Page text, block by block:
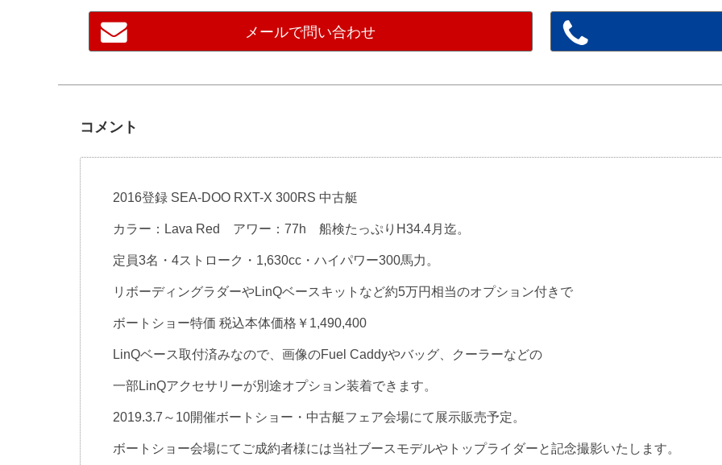
メールで問い合わせ
コメント
2016登録 SEA-DOO RXT-X 300RS 中古艇
カラー：Lava Red アワー：77h 船検たっぷりH34.4月迄。
定員3名・4ストローク・1,630cc・ハイパワー300馬力。
リボーディングラダーやLinQベースキットなど約5万円相当のオプション付きで
ボートショー特価 税込本体価格￥1,490,400
LinQベース取付済みなので、画像のFuel Caddyやバッグ、クーラーなどの
一部LinQアクセサリーが別途オプション装着できます。
2019.3.7～10開催ボートショー・中古艇フェア会場にて展示販売予定。
ボートショー会場にてご成約者様には当社ブースモデルやトップライダーと記念撮影いたします。